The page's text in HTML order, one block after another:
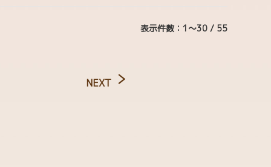
表示件数：1～30 / 55
NEXT